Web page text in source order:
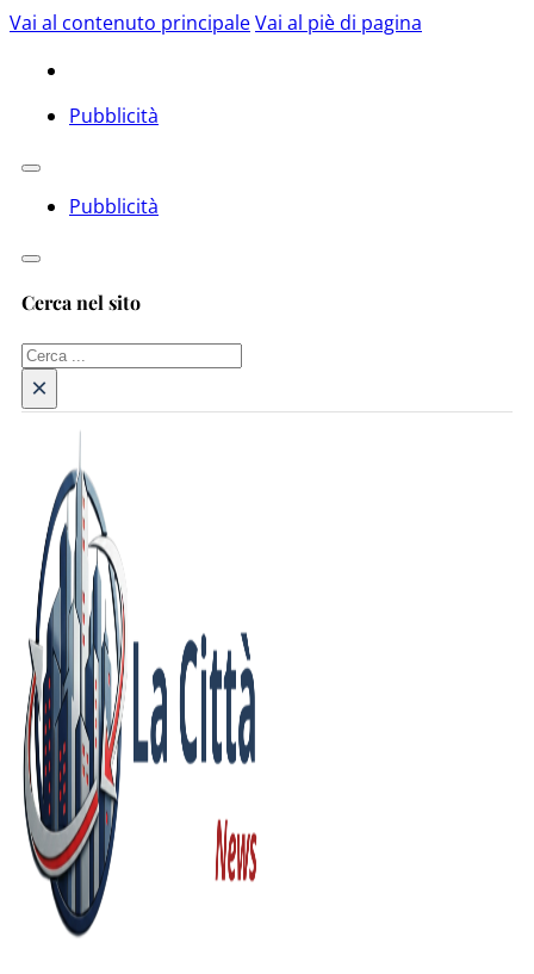
Vai al contenuto principaleVai al piè di pagina
Pubblicità
Pubblicità
Cerca nel sito
Cerca
×